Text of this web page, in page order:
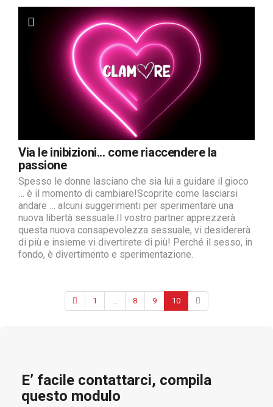
Via le inibizioni... come riaccendere la
passione
Spesso le donne lasciano che sia lui a guidare il gioco
… è il momento di cambiare!Scoprite come lasciarsi
andare … alcuni suggerimenti per sperimentare una
nuova libertà sessuale.Il vostro partner apprezzerà
questa nuova consapevolezza sessuale, vi desidererà
di più e insieme vi divertirete di più! Perché il sesso, in
fondo, è divertimento e sperimentazione.
1 8 9 10
E’ facile contattarci, compila
questo modulo